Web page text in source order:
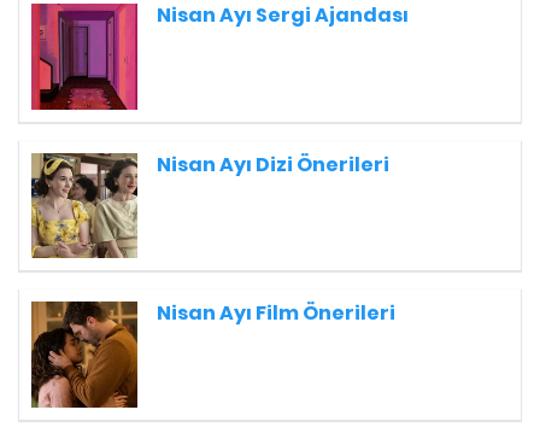
Nisan Ayı Sergi Ajandası
Nisan Ayı Dizi Önerileri
Nisan Ayı Film Önerileri